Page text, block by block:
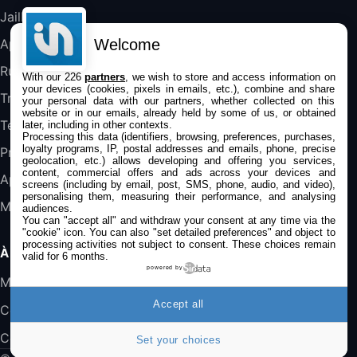
357,4€
Jeu FIFA 20 sur PC (code à télécharger)
45,98€57,99€Rue Du Commerce (Vendeur Tiers)
Jailbreak
Applications
Rumeurs
Trucs & astuces
Tests
Promos
Apple
Mac
À PROPOS
Mentions légales
Confidentialité
Contact
Welcome
With our 226partners , we wish to store and access information on
your devices (cookies, pixels in emails, etc.), combine and share
your personal data with our partners, whether collected on this
website or in our emails, already held by some of us, or obtained
later, including in other contexts.
Processing this data (identifiers, browsing, preferences, purchases,
loyalty programs, IP, postal addresses and emails, phone, precise
geolocation, etc.) allows developing and offering you services,
content, commercial offers and ads across your devices and
screens (including by email, post, SMS, phone, audio, and video),
personalising them, measuring their performance, and analysing
audiences.
You can "accept all" and withdraw your consent at any time via the
"cookie" icon. You can also "set detailed preferences" and object to
processing activities not subject to consent. These choices remain
valid for 6 months.
powered by
Set your choices
Accept all